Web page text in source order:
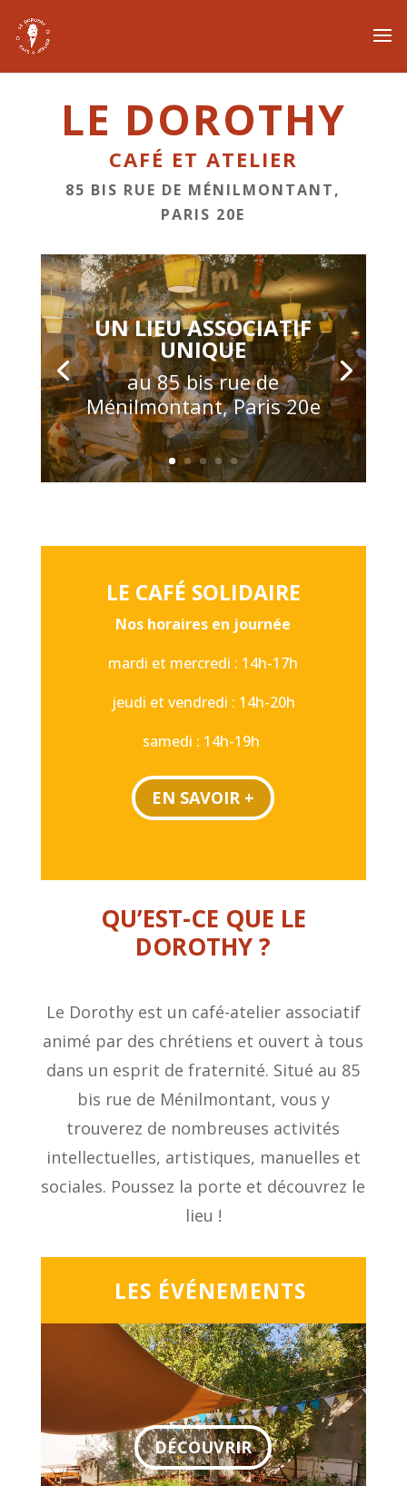
LE DOROTHY
CAFÉ ET ATELIER
85 BIS RUE DE MÉNILMONTANT,
PARIS 20E
UN LIEU ASSOCIATIF
UNIQUE
au 85 bis rue de
Ménilmontant, Paris 20e
LE CAFÉ SOLIDAIRE
Nos horaires en journée
mardi et mercredi : 14h-17h
jeudi et vendredi : 14h-20h
samedi : 14h-19h
EN SAVOIR +
QU’EST-CE QUE LE
DOROTHY ?
Le Dorothy est un café-atelier associatif
animé par des chrétiens et ouvert à tous
dans un esprit de fraternité. Situé au 85
bis rue de Ménilmontant, vous y
trouverez de nombreuses activités
intellectuelles, artistiques, manuelles et
sociales. Poussez la porte et découvrez le
lieu !
LES ÉVÉNEMENTS
DÉCOUVRIR